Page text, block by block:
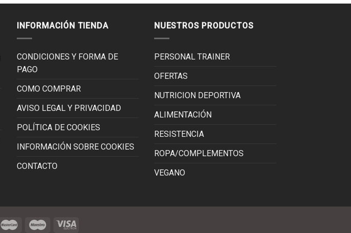
INFORMACIÓN TIENDA
CONDICIONES Y FORMA DE
PAGO
COMO COMPRAR
AVISO LEGAL Y PRIVACIDAD
POLÍTICA DE COOKIES
INFORMACIÓN SOBRE COOKIES
CONTACTO
NUESTROS PRODUCTOS
PERSONAL TRAINER
OFERTAS
NUTRICION DEPORTIVA
ALIMENTACIÓN
RESISTENCIA
ROPA/COMPLEMENTOS
VEGANO